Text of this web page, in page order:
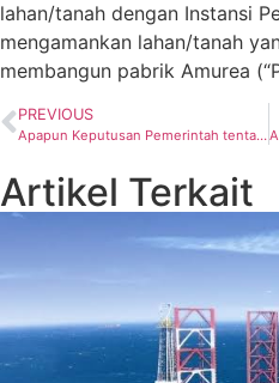
lahan/tanah dengan Instansi
mengamankan lahan/tanah
membangun pabrik Amurea
PREVIOUS
Apapun Keputusan Pemerintah tentang HGBT, SKK Migas Dukung Sepenuhnya
Artikel Terkait